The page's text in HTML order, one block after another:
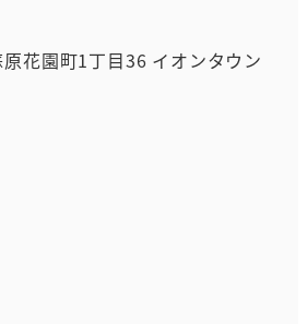
花園町1丁目36 イオンタウン